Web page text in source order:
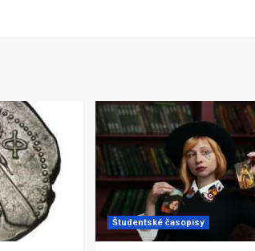
Študentské časopisy